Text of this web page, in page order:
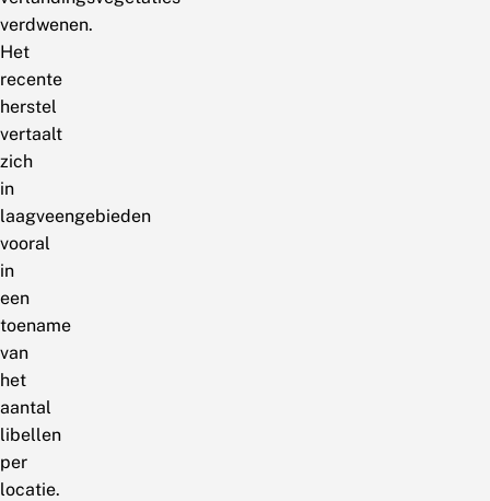
verdwenen.
Het
recente
herstel
vertaalt
zich
in
laagveengebieden
vooral
in
een
toename
van
het
aantal
libellen
per
locatie.